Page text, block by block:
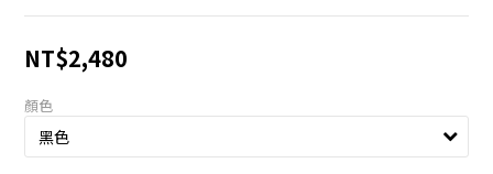
NT$2,480
顏色